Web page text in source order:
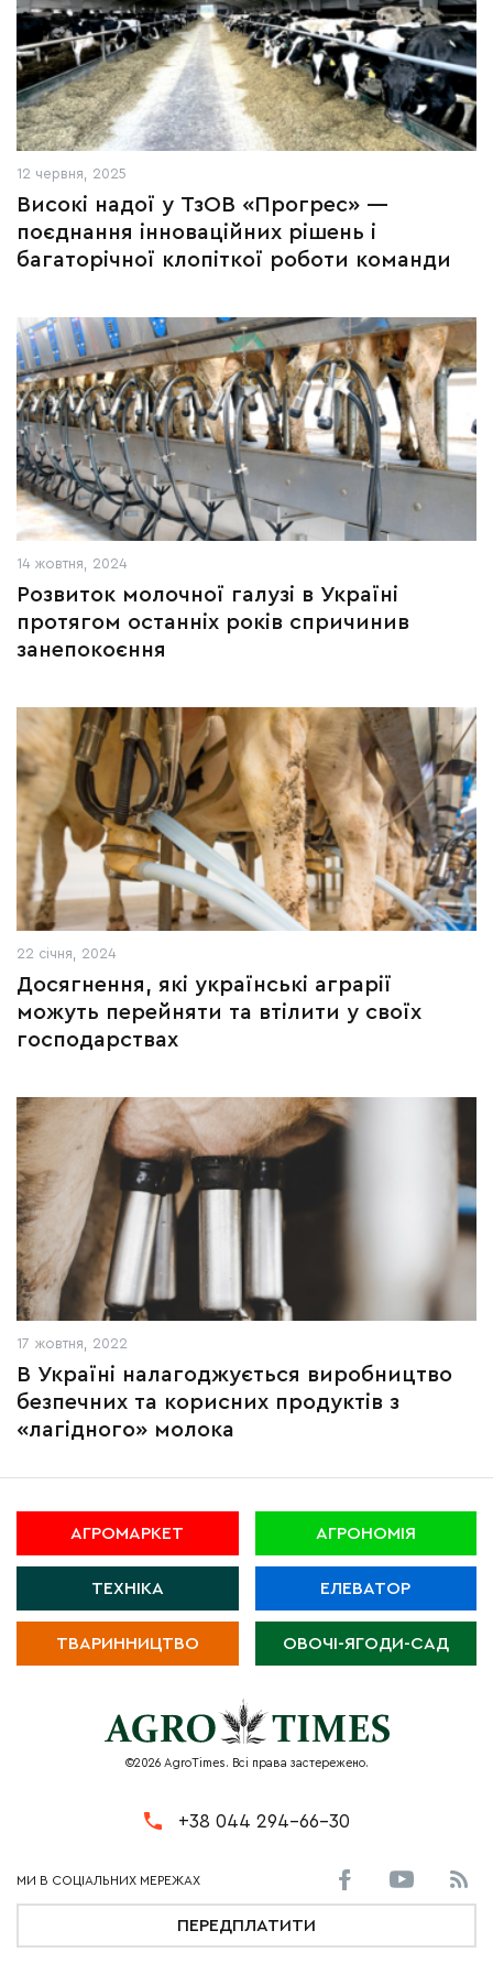
12 червня, 2025
Високі надої у ТзОВ «Прогрес» —
поєднання інноваційних рішень і
багаторічної клопіткої роботи команди
14 жовтня, 2024
Розвиток молочної галузі в Україні
протягом останніх років спричинив
занепокоєння
22 січня, 2024
Досягнення, які українські аграрії
можуть перейняти та втілити у своїх
господарствах
17 жовтня, 2022
В Україні налагоджується виробництво
безпечних та корисних продуктів з
«лагідного» молока
АГРОМАРКЕТ АГРОНОМІЯ
ТЕХНІКА ЕЛЕВАТОР
ТВАРИННИЦТВО ОВОЧІ-ЯГОДИ-САД
©2026 AgroTimes. Всі права застережено.
+38 044 294-66-30
ПЕРЕДПЛАТИТИ